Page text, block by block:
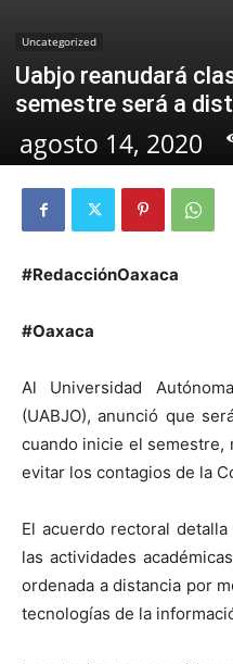
Uncategorized
Uabjo reanudará
semestre será a
agosto 14, 2020
#RedacciónOaxaca
#Oaxaca
Al Universidad
(UABJO), anunció que
cuando inicie el semestre,
evitar los contagios de la
El acuerdo rectoral
las actividades
ordenada a distancia por
tecnologías de la